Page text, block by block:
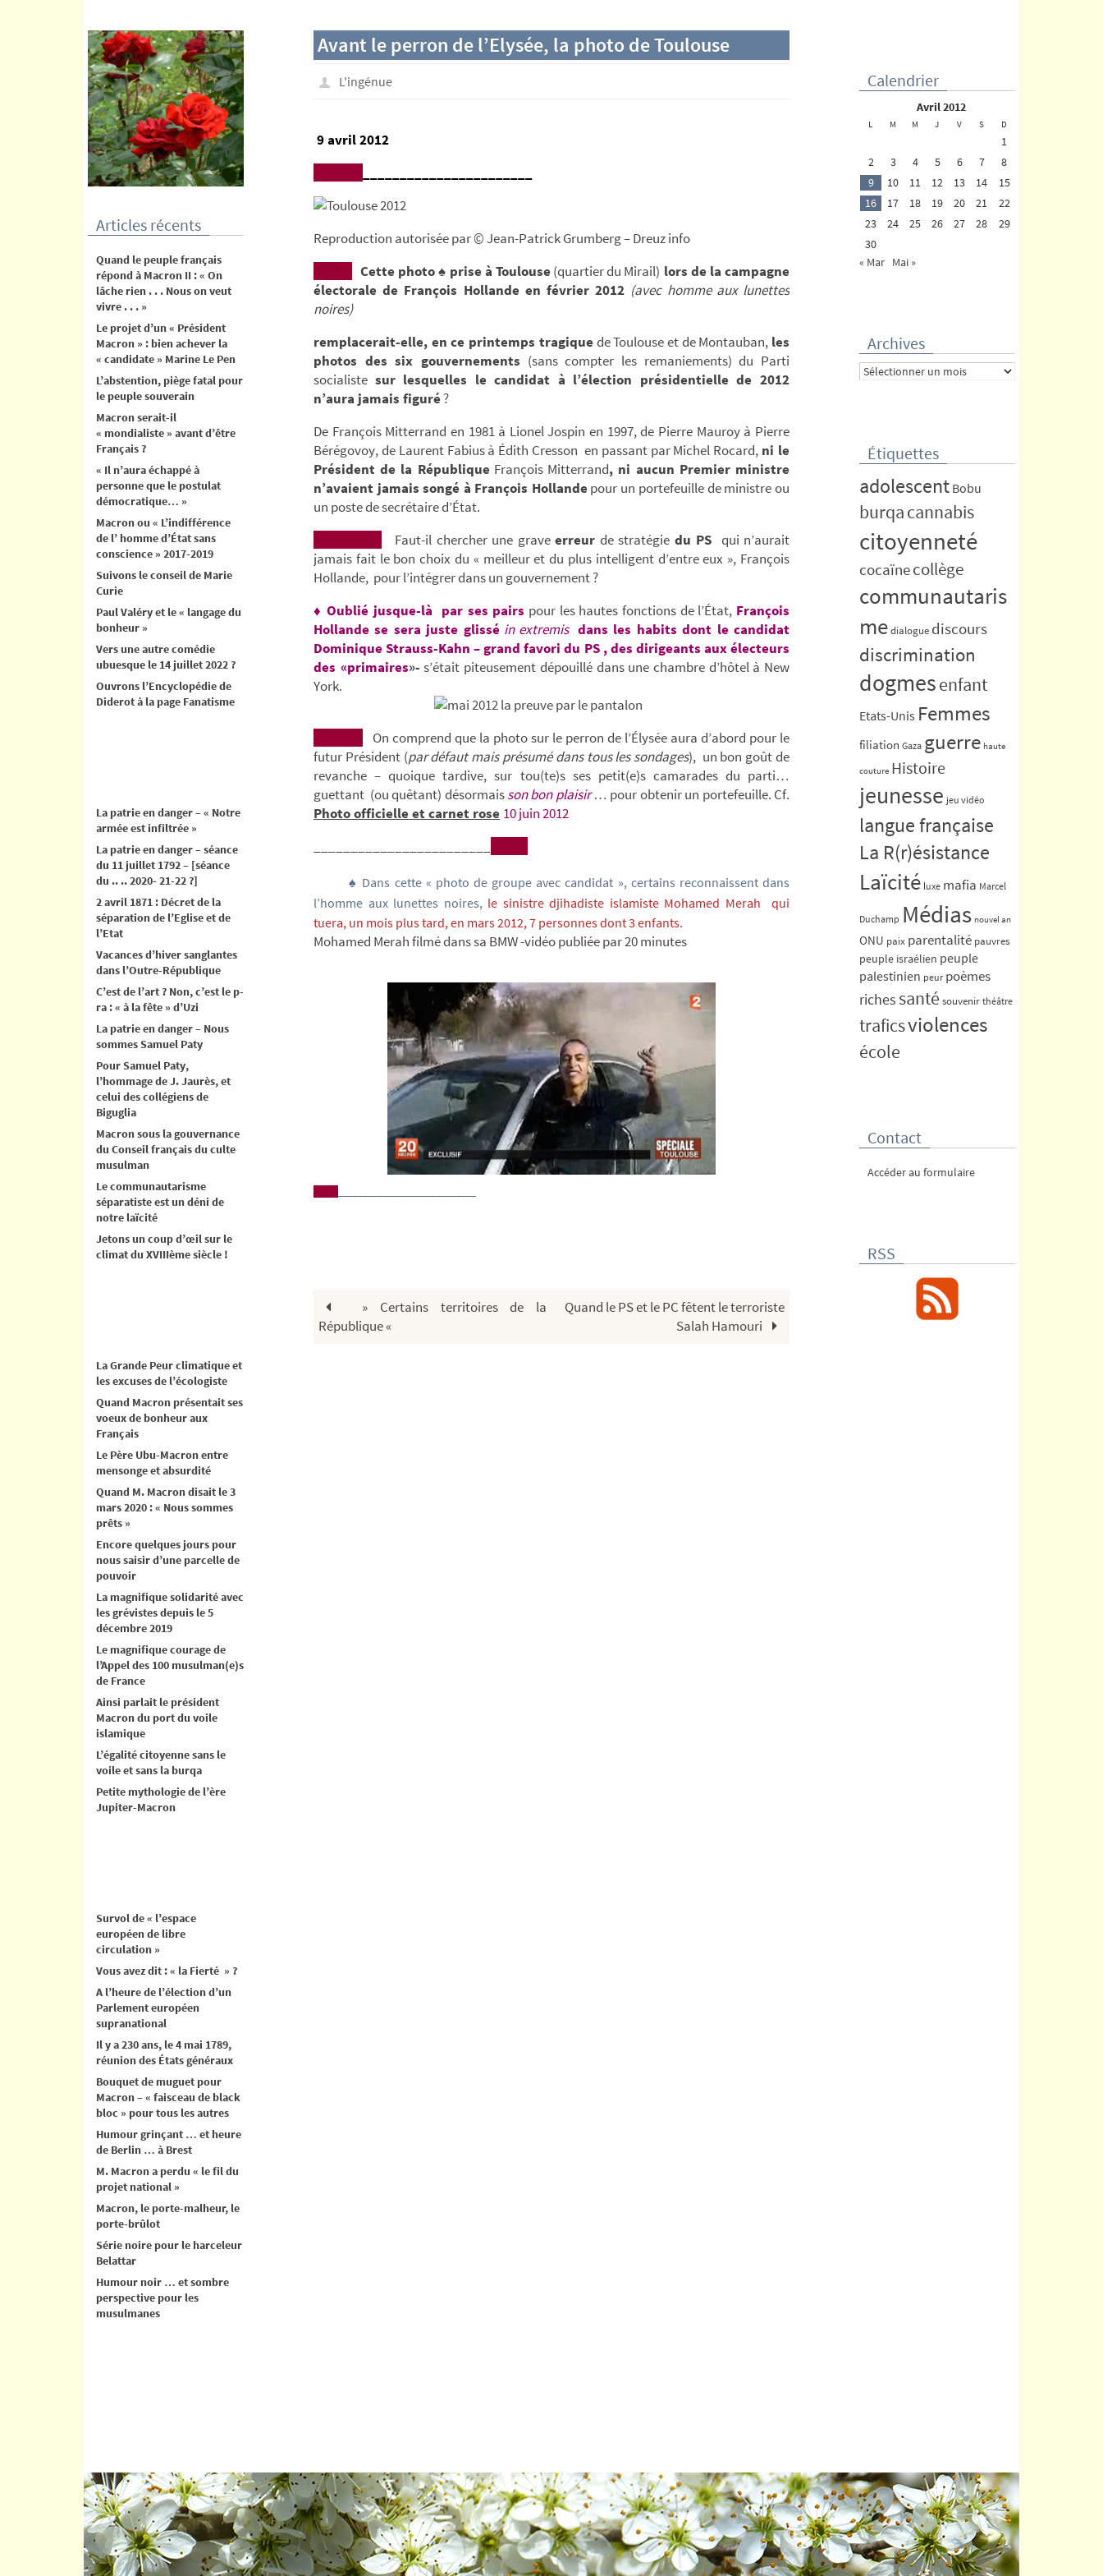
Avant le perron de l’Elysée, la photo de Toulouse
L'ingénue
9 avril 2012
Reproduction autorisée par © Jean-Patrick Grumberg – Dreuz info
Cette photo ♠ prise à Toulouse(quartier du Mirail) lors de la campagne
électorale de François Hollande en février 2012 (avec homme aux lunettes
noires)
remplacerait-elle, en ce printemps tragiquede Toulouse et de Montauban, les
photos des six gouvernements (sans compter les remaniements) du Parti
socialiste sur lesquelles le candidat à l’élection présidentielle de 2012
n’aura jamais figuré?
De François Mitterrand en 1981 à Lionel Jospin en 1997, de Pierre Mauroy à Pierre
Bérégovoy, de Laurent Fabius à Édith Cresson en passant par Michel Rocard, ni le
Président de la RépubliqueFrançois Mitterrand, ni aucun Premier ministre
n’avaient jamais songé à François Hollandepour un portefeuille de ministre ou
un poste de secrétaire d’État.
Faut-il chercher une graveerreur de stratégie du PS qui n’aurait
jamais fait le bon choix du « meilleur et du plus intelligent d’entre eux », François
Hollande, pour l’intégrer dans un gouvernement ?
♦ Oublié jusque-là par ses pairs pour les hautes fonctions de l’État, François
Hollande se sera juste glisséin extremis dans les habits dont le candidat
Dominique Strauss-Kahn – grand favori du PS , des dirigeants aux électeurs
des «primaires»- s’était piteusement dépouillé dans une chambre d’hôtel à New
York.
On comprend que la photo sur le perron de l’Élysée aura d’abord pour le
futur Président (par défaut mais présumé dans tous les sondages), un bon goût de
revanche – quoique tardive, sur tou(te)s ses petit(e)s camarades du parti…
guettant (ou quêtant) désormaisson bon plaisir … pour obtenir un portefeuille. Cf.
Photo officielle et carnet rose 10 juin 2012
♠ Dans cette « photo de groupe avec candidat », certains reconnaissent dans
l’homme aux lunettes noires, le sinistre djihadiste islamiste Mohamed Merah qui
tuera, un mois plus tard, en mars 2012, 7 personnes dont 3 enfants.
Mohamed Merah filmé dans sa BMW -vidéo publiée par 20 minutes
» Certains territoires de la
République «
Quand le PS et le PC fêtent le terroriste
Salah Hamouri
Articles récents
Quand le peuple français
répond à Macron II : « On
lâche rien . . . Nous on veut
vivre . . . »
Le projet d’un « Président
Macron » : bien achever la
« candidate » Marine Le Pen
L’abstention, piège fatal pour
le peuple souverain
Macron serait-il
« mondialiste » avant d’être
Français ?
« Il n’aura échappé à
personne que le postulat
démocratique… »
Macron ou « L’indifférence
de l’ homme d’État sans
conscience » 2017-2019
Suivons le conseil de Marie
Curie
Paul Valéry et le « langage du
bonheur »
Vers une autre comédie
ubuesque le 14 juillet 2022 ?
Ouvrons l’Encyclopédie de
Diderot à la page Fanatisme
La patrie en danger – « Notre
armée est infiltrée »
La patrie en danger – séance
du 11 juillet 1792 – [séance
du .. .. 2020- 21-22 ?]
2 avril 1871 : Décret de la
séparation de l’Eglise et de
l’Etat
Vacances d’hiver sanglantes
dans l’Outre-République
C’est de l’art ? Non, c’est le p-
ra : « à la fête » d’Uzi
La patrie en danger – Nous
sommes Samuel Paty
Pour Samuel Paty,
l’hommage de J. Jaurès, et
celui des collégiens de
Biguglia
Macron sous la gouvernance
du Conseil français du culte
musulman
Le communautarisme
séparatiste est un déni de
notre laïcité
Jetons un coup d’œil sur le
climat du XVIIIème siècle !
La Grande Peur climatique et
les excuses de l’écologiste
Quand Macron présentait ses
voeux de bonheur aux
Français
Le Père Ubu-Macron entre
mensonge et absurdité
Quand M. Macron disait le 3
mars 2020 : « Nous sommes
prêts »
Encore quelques jours pour
nous saisir d’une parcelle de
pouvoir
La magnifique solidarité avec
les grévistes depuis le 5
décembre 2019
Le magnifique courage de
l’Appel des 100 musulman(e)s
de France
Ainsi parlait le président
Macron du port du voile
islamique
L’égalité citoyenne sans le
voile et sans la burqa
Petite mythologie de l’ère
Jupiter-Macron
Survol de « l’espace
européen de libre
circulation »
Vous avez dit : « la Fierté » ?
A l’heure de l’élection d’un
Parlement européen
supranational
Il y a 230 ans, le 4 mai 1789,
réunion des États généraux
Bouquet de muguet pour
Macron – « faisceau de black
bloc » pour tous les autres
Humour grinçant … et heure
de Berlin … à Brest
M. Macron a perdu « le fil du
projet national »
Macron, le porte-malheur, le
porte-brûlot
Série noire pour le harceleur
Belattar
Humour noir … et sombre
perspective pour les
musulmanes
Calendrier
avril 2012
L M M J V S D
1
2
3 4 5 6 7
8
9
10 11 12 13 14
15
16
17 18 19 20 21
22
23
24 25 26 27 28
29
30
« Mar Mai »
Archives
Archives
Étiquettes
adolescent Bobu
burqacannabis
citoyenneté
cocaïnecollège
communautaris
medialogue discours
discrimination
dogmesenfant
Etats-Unis Femmes
filiation Gaza guerre haute
couture Histoire
jeunesse jeu vidéo
langue française
La R(r)ésistance
Laïcité luxe mafia Marcel
Duchamp Médias nouvel an
ONU paix parentalité pauvres
peuple israélien peuple
palestinien peur poèmes
riches santé souvenir théâtre
traficsviolences
école
Contact
Accéder au formulaire
RSS